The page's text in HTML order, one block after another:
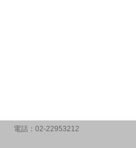
電話：02-22953212